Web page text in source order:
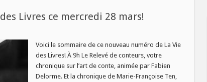
Livres ce mercredi 28 mars!
Voici le sommaire de ce nouveau numéro de La Vie
des Livres! À 9h Le Relevé de conteurs, votre
chronique sur l’art de conte, animée par Fabien
Delorme. Et la chronique de Marie-Françoise Ten,